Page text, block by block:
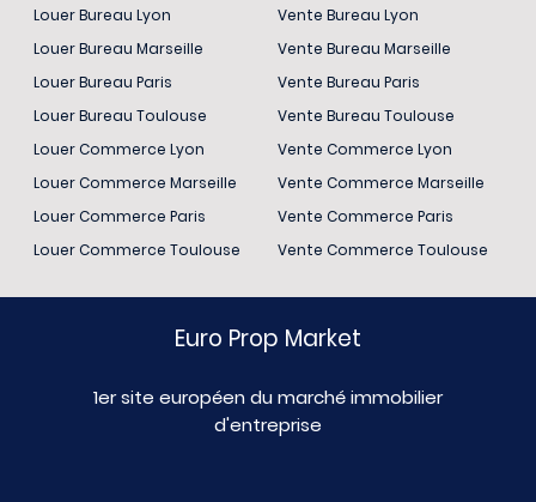
Louer Bureau Lyon
Louer Bureau Marseille
Louer Bureau Paris
Louer Bureau Toulouse
Louer Commerce Lyon
Louer Commerce Marseille
Louer Commerce Paris
Louer Commerce Toulouse
Vente Bureau Lyon
Vente Bureau Marseille
Vente Bureau Paris
Vente Bureau Toulouse
Vente Commerce Lyon
Vente Commerce Marseille
Vente Commerce Paris
Vente Commerce Toulouse
Euro Prop Market
1er site européen du marché immobilier
d'entreprise